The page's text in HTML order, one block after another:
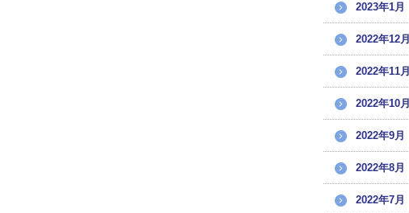
2023年1月
2022年12月
2022年11月
2022年10月
2022年9月
2022年8月
2022年7月